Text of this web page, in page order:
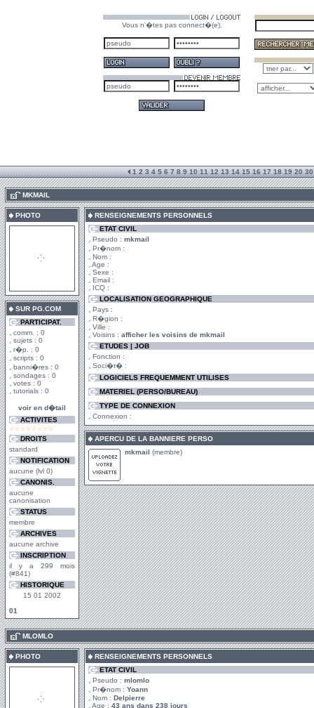
Vous n'�tes pas connect�(e).
1 2 3 4 5 6 7 8 9 10 11 12 13 14 15 16 17 18 19 20 30
MKMAIL
PHOTO
SUR PG.COM
PARTICIPAT.
comm. : 0
sujets : 0
r�p. : 0
scripts : 0
banni�res : 0
sondages : 0
votes : 0
tutorials : 0
voir en d�tail
ACTIVITES
DROITS
standard
NOTIFICATION
aucune (lvl 0)
CANONIS.
aucune
canonisation
STATUS
membre
ARCHIVES
aucune archive
INSCRIPTION
il y a 299 mois
(#841)
HISTORIQUE
15 01 2002
01
RENSEIGNEMENTS PERSONNELS
ETAT CIVIL
Pseudo : mkmail
Pr�nom :
Nom :
Age :
Sexe :
Email :
ICQ :
LOCALISATION GEOGRAPHIQUE
Pays :
R�gion :
Ville :
Voisins : afficher les voisins de mkmail
ETUDES | JOB
Fonction :
Soci�t� :
LOGICIELS FREQUEMMENT UTILISES
MATERIEL (PERSO/BUREAU)
TYPE DE CONNEXION
Connexion :
APERCU DE LA BANNIERE PERSO
mkmail (membre)
MLOMLO
PHOTO
RENSEIGNEMENTS PERSONNELS
ETAT CIVIL
Pseudo : mlomlo
Pr�nom : Yoann
Nom : Delpierre
Age : 43 ans dans 238 jours